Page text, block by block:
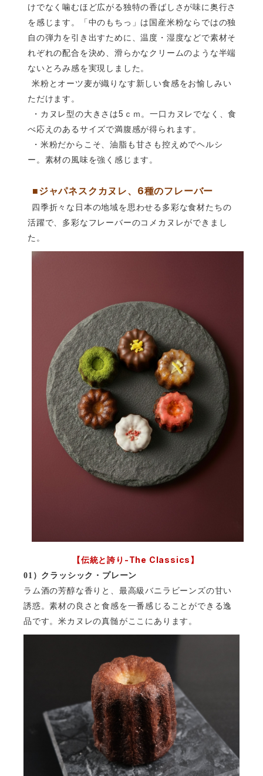
けでなく噛むほど広がる独特の香ばしさが味に奥行さ
を感じます。「中のもちっ」は国産米粉ならではの独
自の弾力を引き出すために、温度・湿度などで素材そ
れぞれの配合を決め、滑らかなクリームのような半端
ないとろみ感を実現しました。
米粉とオーツ麦が織りなす新しい食感をお愉しみい
ただけます。
・カヌレ型の大きさは5 ｃｍ。一口カヌレでなく、食
べ応えのあるサイズで満腹感が得られます。
・米粉だからこそ、油脂も甘さも控えめでヘルシ
ー。素材の風味を強く感じます。
■ジャパネスクカヌレ、 6種のフレーバー
四季折々な日本の地域を思わせる多彩な食材たちの
活躍で、多彩なフレーバーのコメカヌレができまし
た。
【伝統と誇り -The Classics 】
01 ）クラッシック・プレーン
ラム酒の芳醇な香りと、最高級バニラビーンズの甘い
誘惑。素材の良さと食感を一番感じることができる逸
品です。米カヌレの真髄がここにあります。